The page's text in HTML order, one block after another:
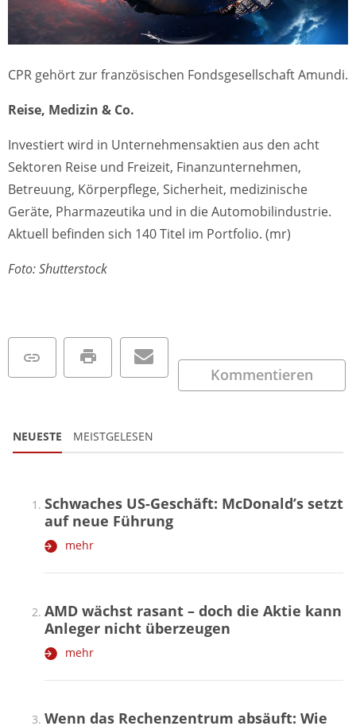
CPR gehört zur französischen Fondsgesellschaft Amundi.
Reise, Medizin & Co.
Investiert wird in Unternehmensaktien aus den acht
Sektoren Reise und Freizeit, Finanzunternehmen,
Betreuung, Körperpflege, Sicherheit, medizinische
Geräte, Pharmazeutika und in die Automobilindustrie.
Aktuell befinden sich 140 Titel im Portfolio. (mr)
Foto: Shutterstock
Kommentieren
NEUESTE MEISTGELESEN
Schwaches US-Geschäft: McDonald’s setzt
auf neue Führung
mehr
AMD wächst rasant – doch die Aktie kann
Anleger nicht überzeugen
mehr
Wenn das Rechenzentrum absäuft: Wie